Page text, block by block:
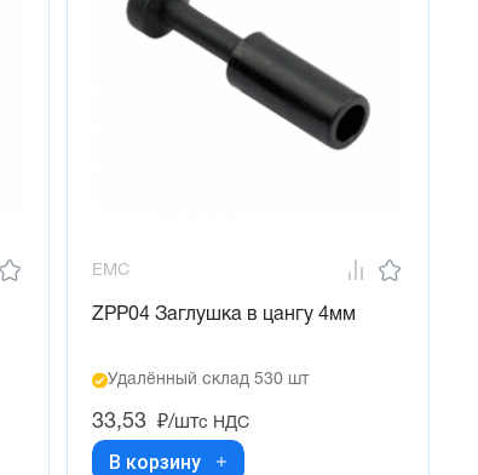
EMC
ZPP04 Заглушка в цангу 4мм
Удалённый склад 530 шт
33,53 ₽/штс НДС
В корзину